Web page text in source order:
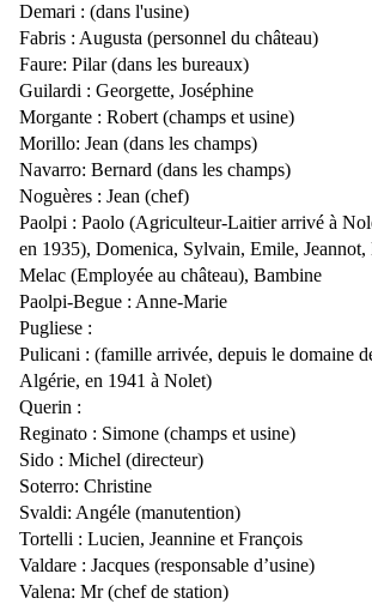
Demari : (dans l'usine)
Fabris : Augusta (personnel du château)
Faure: Pilar (dans les bureaux)
Guilardi : Georgette, Joséphine
Morgante : Robert (champs et usine)
Morillo: Jean (dans les champs)
Navarro: Bernard (dans les champs)
Noguères : Jean (chef)
Paolpi : Paolo (Agriculteur-Laitier arrivé à
en 1935), Domenica, Sylvain, Emile,
Melac (Employée au château), Bambine
Paolpi-Begue : Anne-Marie
Pugliese :
Pulicani : (famille arrivée, depuis le domaine
Algérie, en 1941 à Nolet)
Querin :
Reginato : Simone (champs et usine)
Sido : Michel (directeur)
Soterro: Christine
Svaldi: Angéle (manutention)
Tortelli : Lucien, Jeannine et François
Valdare : Jacques (responsable d’usine)
Valena: Mr (chef de station)